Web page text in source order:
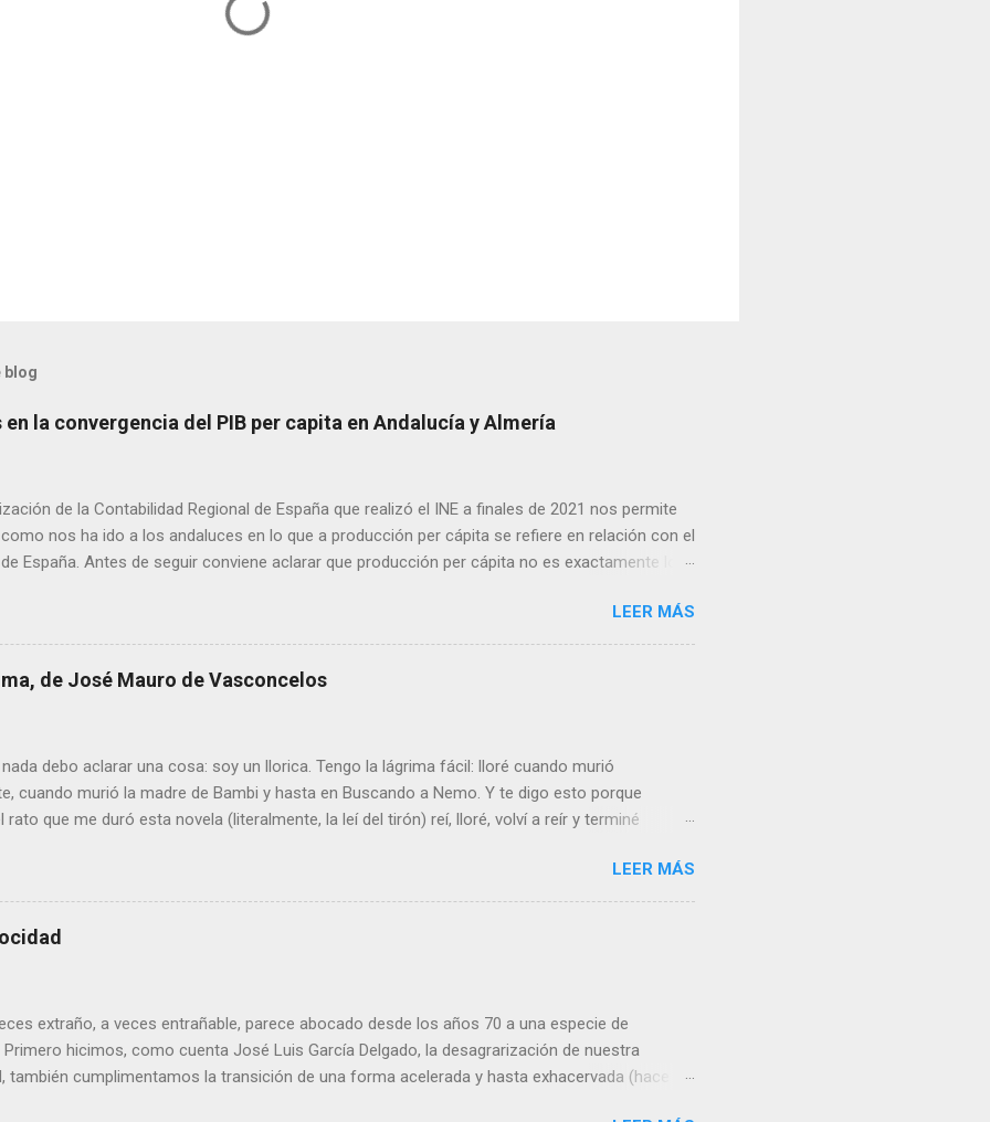
blog
la convergencia del PIB per capita en Andalucía y Almería
de la Contabilidad Regional de España que realizó el INE a finales de 2021 nos permite
nos ha ido a los andaluces en lo que a producción per cápita se refiere en relación con el
España. Antes de seguir conviene aclarar que producción per cápita no es exactamente lo
con menor producción per cápita suelen recibir transferencias netas del conjunto del Estado
servicios públicos y mayores ayudas. El gran agujero de la pasada crisis financiera Lo cierto
un arranque de siglo esperanzador, con un primer lustro de clara convergencia en el que
el 77,6 % de la renta española media, iniciamos un proceso de divergencia que se prolongó
LEER MÁS
de José Mauro de Vasconcelos
debo aclarar una cosa: soy un llorica. Tengo la lágrima fácil: lloré cuando murió
cuando murió la madre de Bambi y hasta en Buscando a Nemo. Y te digo esto porque
rato que me duró esta novela (literalmente, la leí del tirón) reí, lloré, volví a reír y terminé
El argumento es sencillo: el mundo visto a través de los ojos de un niño de 5 años muy
trata de una especia de viaje iniciático en el que el personaje (el mismo Vasconcelos)
ternura. Y la encuentra allí donde menos la esperaba , porque las condiciones de partida no
LEER MÁS
extraño, a veces entrañable, parece abocado desde los años 70 a una especie de
hicimos, como cuenta José Luis García Delgado, la desagrarización de nuestra
cumplimentamos la transición de una forma acelerada y hasta exhacervada (hace